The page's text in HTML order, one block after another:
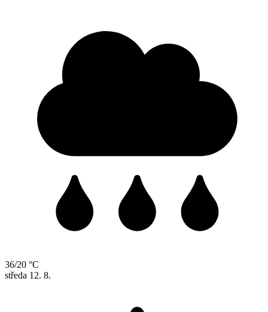
36/20 °C
středa 12. 8.